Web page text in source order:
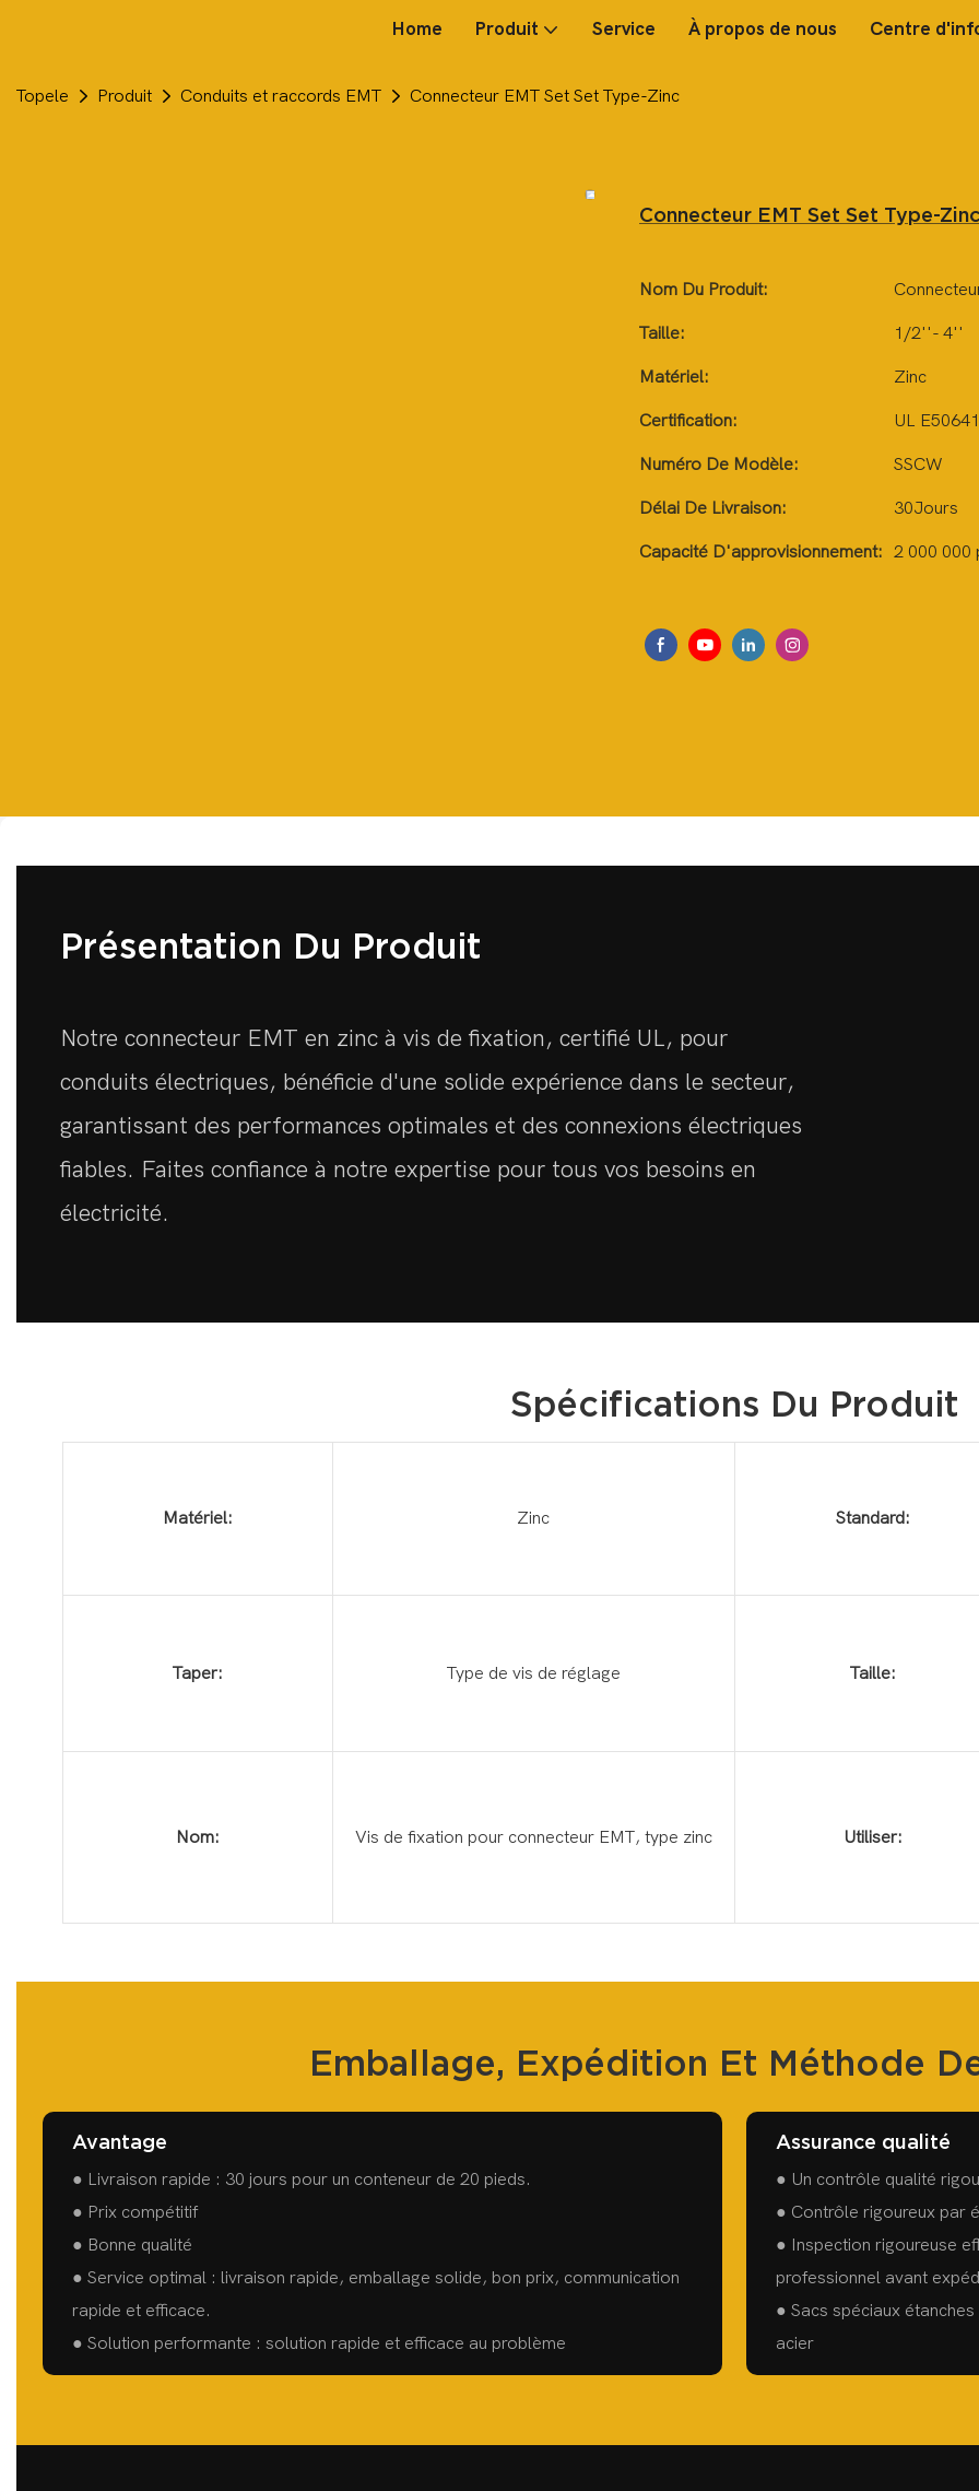
Home Produit Service À propos de nous Centre
Topele Produit Conduits et raccords EMT Connecteur EMT Set Set Type-Zinc
Connecteur EMT Set Set Type-Zinc
Nom Du Produit:
Taille: 1/2''- 4''
Matériel: Zinc
Certification: UL
Numéro De Modèle: SSCW
Délai De Livraison: 30Jours
Capacité D'approvisionnement: 2 000 000
Présentation Du Produit
Notre connecteur EMT en zinc à vis de fixation, certifié UL, pour
conduits électriques, bénéficie d'une solide expérience dans le secteur,
garantissant des performances optimales et des connexions électriques
fiables. Faites confiance à notre expertise pour tous vos besoins en
électricité.
Spécifications Du Produit
Matériel: Zinc Standard:
Taper: Type de vis de réglage Taille:
Nom: Vis de fixation pour connecteur EMT, type zinc Utiliser:
Emballage, Expédition Et Méthode
Avantage
● Livraison rapide : 30 jours pour un conteneur de 20 pieds.
● Prix compétitif
● Bonne qualité
● Service optimal : livraison rapide, emballage solide, bon prix, communication
rapide et efficace.
● Solution performante : solution rapide et efficace au problème
Assurance qualité
● Un contrôle qualité
● Contrôle rigoureux par
● Inspection rigoureuse
professionnel avant
● Sacs spéciaux
acier